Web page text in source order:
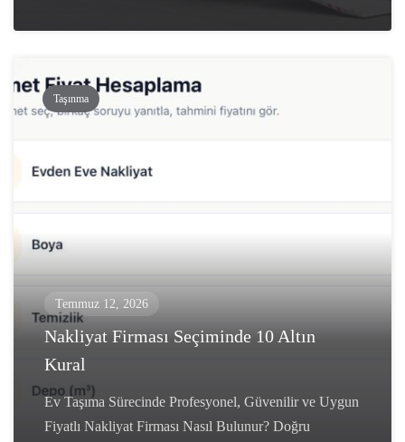
Taşınma
Temmuz 12, 2026
Nakliyat Firması Seçiminde 10 Altın
Kural
Ev Taşıma Sürecinde Profesyonel, Güvenilir ve Uygun
Fiyatlı Nakliyat Firması Nasıl Bulunur? Doğru